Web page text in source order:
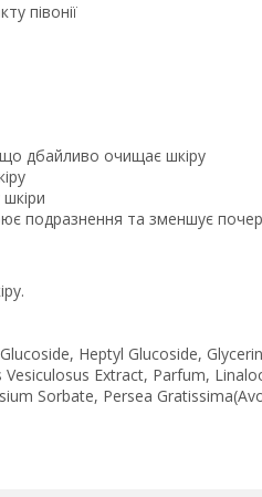
півонії
дбайливо очищає шкіру
подразнення та зменшує
Heptyl Glucoside,
Extract, Parfum,
Sorbate, Persea